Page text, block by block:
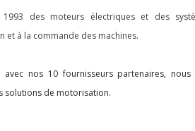
1993 des moteurs électriques et des
et à la commande des machines.
nos 10 fournisseurs partenaires, nous
solutions de motorisation.